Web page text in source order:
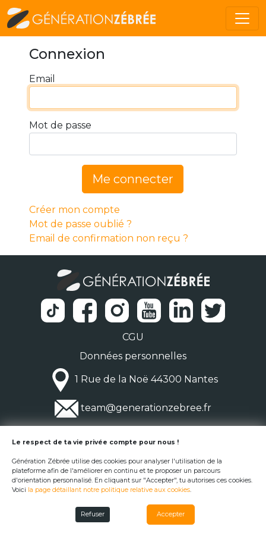
Connexion
Email
Mot de passe
Me connecter
Créer mon compte
Mot de passe oublié ?
Email de confirmation non reçu ?
CGU
Données personnelles
1 Rue de la Noë 44300 Nantes
team@generationzebree.fr
© Génération Zébrée 2026
Le respect de ta vie privée compte pour nous !
Génération Zébrée utilise des cookies pour analyser l'utilisation de la
plateforme afin de l'améliorer en continu et te proposer un parcours
d'orientation personnalisé. En cliquant sur "Accepter", tu autorises ces cookies.
Voici la page détaillant notre politique relative aux cookies.
Refuser Accepter